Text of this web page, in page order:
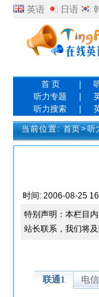
英语 日语
首 页
听力专题
听力搜索
当前位置: 首页>听
时间: 2006-08-25
特别声明：本栏目
站长联系，我们将及